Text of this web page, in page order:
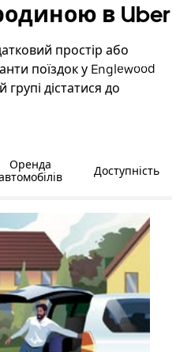
в Uber
простір або
поїздок у Englewood
дістатися до
Оренда
Доступність